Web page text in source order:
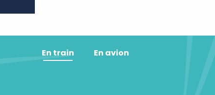
En train En avion